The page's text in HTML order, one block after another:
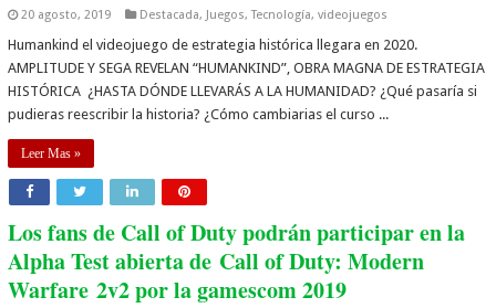
20 agosto, 2019 Destacada, Juegos,Tecnología,videojuegos
Humankind el videojuego de estrategia histórica llegara en 2020.
AMPLITUDE Y SEGA REVELAN “HUMANKIND”, OBRA MAGNA DE ESTRATEGIA
HISTÓRICA ¿HASTA DÓNDE LLEVARÁS A LA HUMANIDAD? ¿Qué pasaría si
pudieras reescribir la historia? ¿Cómo cambiarias el curso ...
Leer Mas »
Los fans de Call of Duty podrán participar en la
Alpha Test abierta de Call of Duty: Modern
Warfare 2v2 por la gamescom 2019